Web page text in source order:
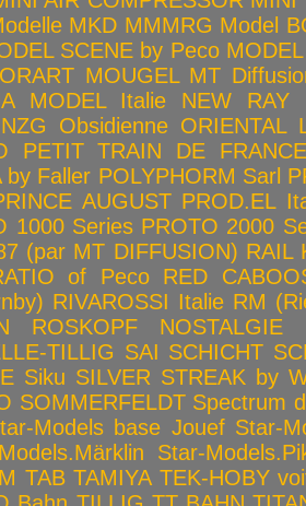
MKD MMMRG Model
SCENE by Peco
MOUGEL MT
MODEL Italie NEW RAY
NZG Obsidienne ORIENTAL
PETIT TRAIN DE FRANCE
by Faller POLYPHORM Sarl
AUGUST PROD.EL
1000 Series PROTO 2000
(par MT DIFFUSION) RAIL
of Peco
RED
RIVAROSSI Italie RM
ROSKOPF NOSTALGIE
TILLIG SAI SCHICHT
Siku SILVER STREAK by
SOMMERFELDT Spectrum
Models base Jouef Star-
Star-
TAB TAMIYA TEK-HOBY